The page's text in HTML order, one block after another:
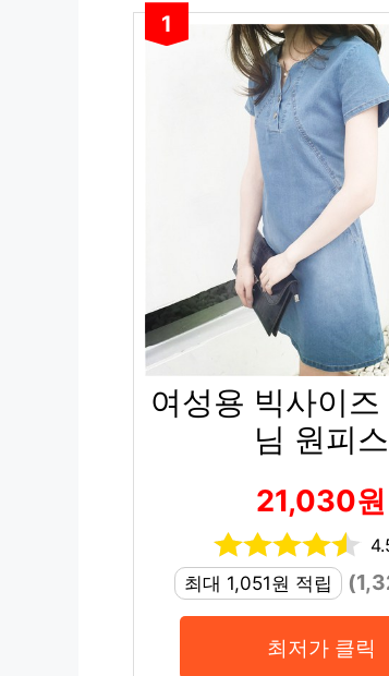
1
여성용 빅사이즈
님 원피스
21,030원
최대 1,051원 적립
최저가 클릭